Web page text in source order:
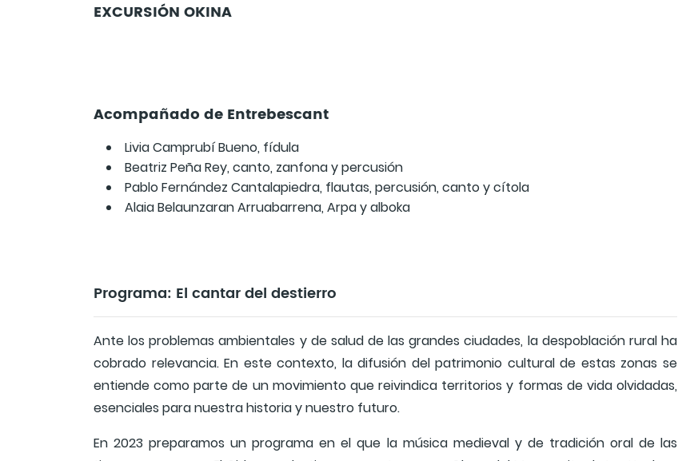
EXCURSIÓN OKINA
Acompañado de Entrebescant
Livia Camprubí Bueno, fídula
Beatriz Peña Rey, canto, zanfona y percusión
Pablo Fernández Cantalapiedra, flautas, percusión, canto y cítola
Alaia Belaunzaran Arruabarrena, Arpa y alboka
Programa: El cantar del destierro
Ante los problemas ambientales y de salud de las grandes ciudades, la despoblación rural ha
cobrado relevancia. En este contexto, la difusión del patrimonio cultural de estas zonas se
entiende como parte de un movimiento que reivindica territorios y formas de vida olvidadas,
esenciales para nuestra historia y nuestro futuro.
En 2023 preparamos un programa en el que la música medieval y de tradición oral de las